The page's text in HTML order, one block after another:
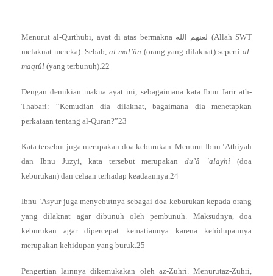
Menurut al-Qurthubi, ayat di atas bermakna لعنهم الله (Allah SWT
melaknat mereka). Sebab, al-mal’ûn (orang yang dilaknat) seperti al-
maqtûl (yang terbunuh).22
Dengan demikian makna ayat ini, sebagaimana kata Ibnu Jarir ath-
Thabari: “Kemudian dia dilaknat, bagaimana dia menetapkan
perkataan tentang al-Quran?”23
Kata tersebut juga merupakan doa keburukan. Menurut Ibnu ‘Athiyah
dan Ibnu Juzyi, kata tersebut merupakandu’â ‘alayhi (doa
keburukan) dan celaan terhadap keadaannya.24
Ibnu ‘Asyur juga menyebutnya sebagai doa keburukan kepada orang
yang dilaknat agar dibunuh oleh pembunuh. Maksudnya, doa
keburukan agar dipercepat kematiannya karena kehidupannya
merupakan kehidupan yang buruk.25
Pengertian lainnya dikemukakan oleh az-Zuhri. Menurutaz-Zuhri,